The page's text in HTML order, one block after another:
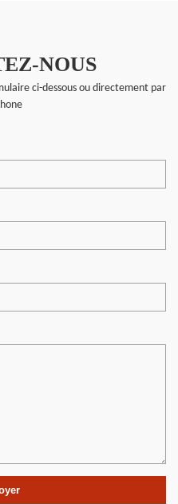
NOUS
ci-dessous ou directement par